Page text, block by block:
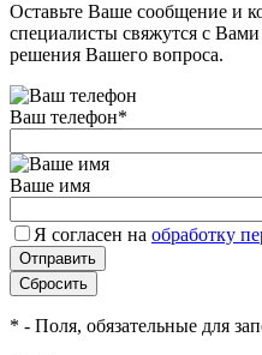
Оставьте Ваше сообщение и
специалисты свяжутся с
решения Вашего вопроса.
Ваш телефон*
Ваше имя
Я согласен на обработку
* - Поля, обязательные для